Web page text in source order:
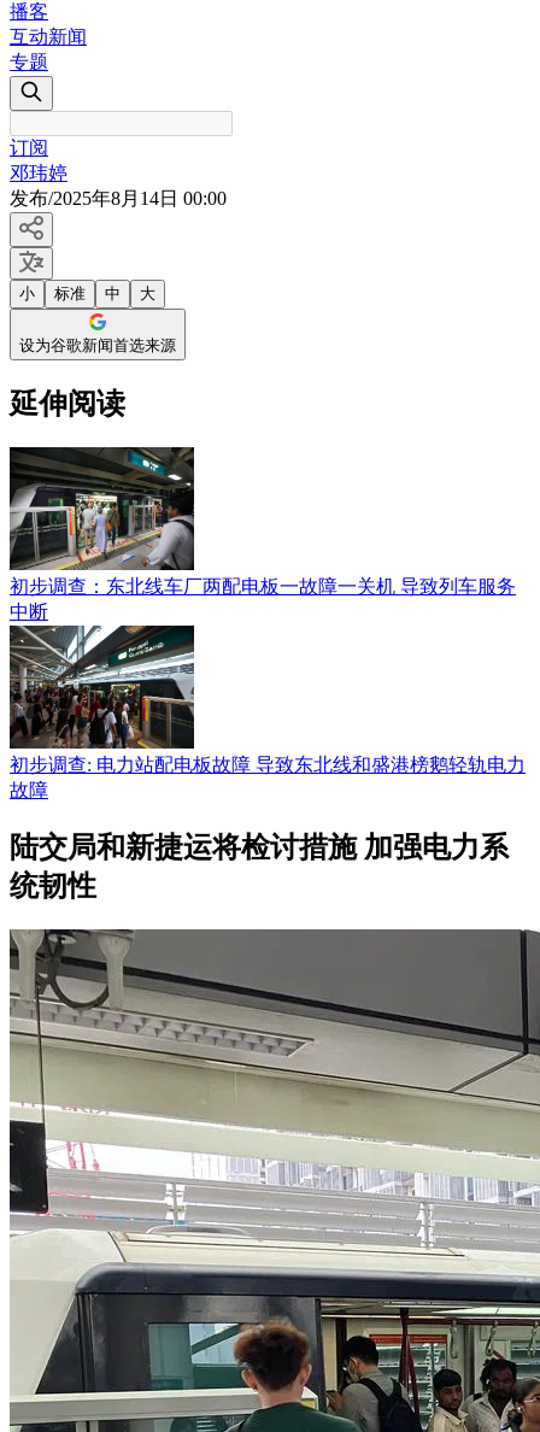
播客
互动新闻
专题
订阅
邓玮婷
发布/2025年8月14日 00:00
小 标准 中 大
设为谷歌新闻首选来源
延伸阅读
初步调查：东北线车厂两配电板一故障一关机 导致列车服务
中断
初步调查: 电力站配电板故障 导致东北线和盛港榜鹅轻轨电力
故障
陆交局和新捷运将检讨措施 加强电力系
统韧性